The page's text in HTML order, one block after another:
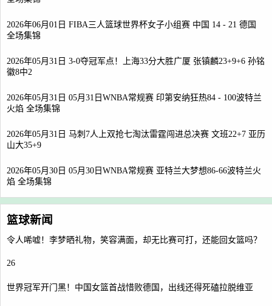
2026年06月01日 FIBA三人篮球世界杯女子小组赛 中国 14 - 21 德国
全场集锦
2026年05月31日 3-0夺冠军点！上海33分大胜广厦 张镇麟23+9+6 孙铭
徽8中2
2026年05月31日 05月31日WNBA常规赛 印第安纳狂热84 - 100波特兰
火焰 全场集锦
2026年05月31日 马刺7人上双抢七淘汰雷霆闯进总决赛 文班22+7 亚历
山大35+9
2026年05月30日 05月30日WNBA常规赛 亚特兰大梦想86-66波特兰火
焰 全场集锦
篮球新闻
令人唏嘘！李梦晒礼物，笑容满面，却无比赛可打，还能回女篮吗？
26
世界冠军开门黑！中国女篮首战惜败德国，出线还得死磕拉脱维亚